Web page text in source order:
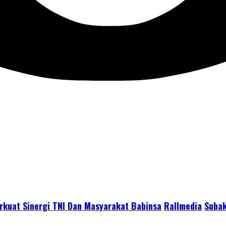
Sinergi TNI Dan Masyarakat Babinsa Rallmedia